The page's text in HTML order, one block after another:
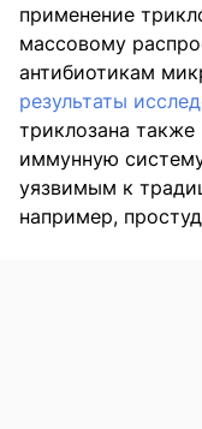
применение
массовому
антибиотикам
результаты
триклозана также
иммунную
уязвимым к
например,